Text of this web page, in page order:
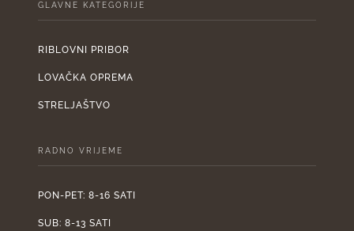
GLAVNE KATEGORIJE
RIBLOVNI PRIBOR
LOVAČKA OPREMA
STRELJAŠTVO
RADNO VRIJEME
PON-PET: 8-16 SATI
SUB: 8-13 SATI